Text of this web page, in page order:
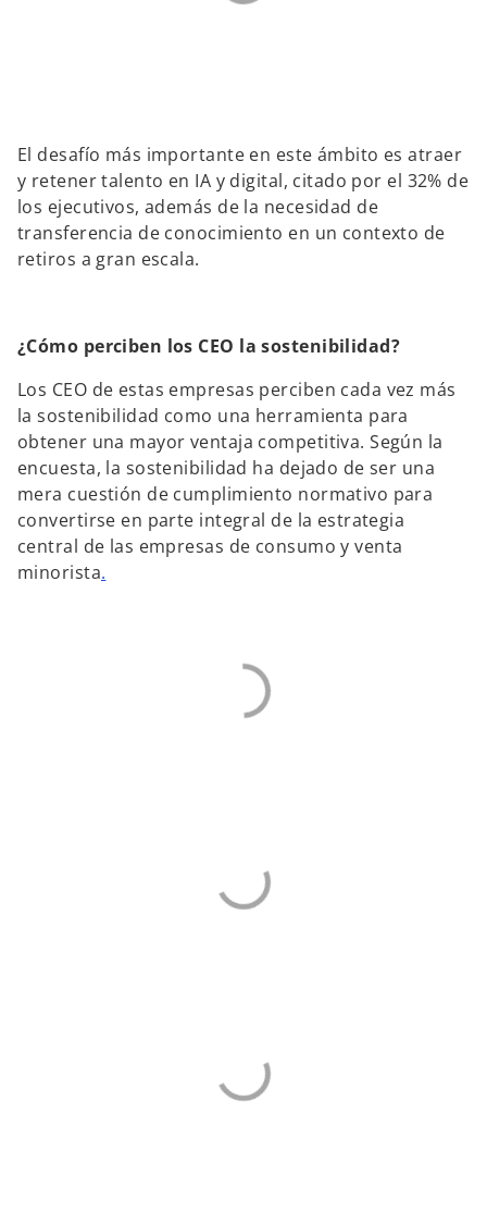
El desafío más importante en este ámbito es atraer
y retener talento en IA y digital, citado por el 32% de
los ejecutivos, además de la necesidad de
transferencia de conocimiento en un contexto de
retiros a gran escala.
¿Cómo perciben los CEO la sostenibilidad?
Los CEO de estas empresas perciben cada vez más
la sostenibilidad como una herramienta para
obtener una mayor ventaja competitiva. Según la
encuesta, la sostenibilidad ha dejado de ser una
mera cuestión de cumplimiento normativo para
convertirse en parte integral de la estrategia
central de las empresas de consumo y venta
minorista.